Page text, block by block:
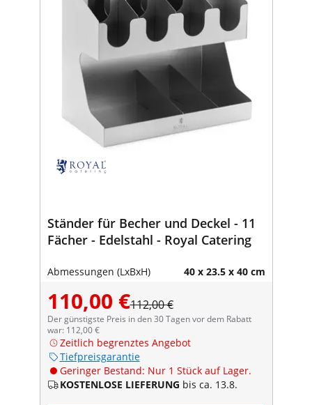
Ständer für Becher und Deckel - 11
Fächer - Edelstahl - Royal Catering
Abmessungen (LxBxH) 40 x 23.5 x 40 cm
110,00 €112,00 €
Der günstigste Preis in den 30 Tagen vor dem Rabatt
war: 112,00 €
Zeitlich begrenztes Angebot
Tiefpreisgarantie
Geringer Bestand: Nur 1 Stück auf Lager.
KOSTENLOSE LIEFERUNG bis ca. 13.8.